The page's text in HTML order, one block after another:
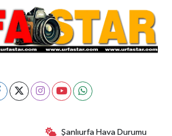
Şanlıurfa Hava Durumu